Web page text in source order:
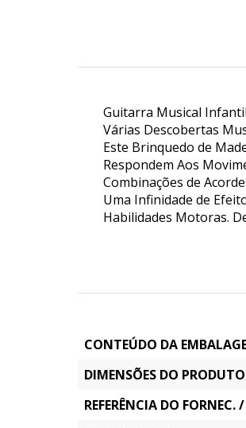
Guitarra Musical
Várias Descobertas
Este Brinquedo de
Respondem Aos
Combinações de
Uma Infinidade de
Habilidades Motoras.
CONTEÚDO DA
DIMENSÕES DO PRODUTO
REFERÊNCIA DO FORNEC.